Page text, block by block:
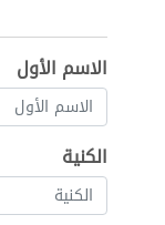
الاسم الأول
الكنية